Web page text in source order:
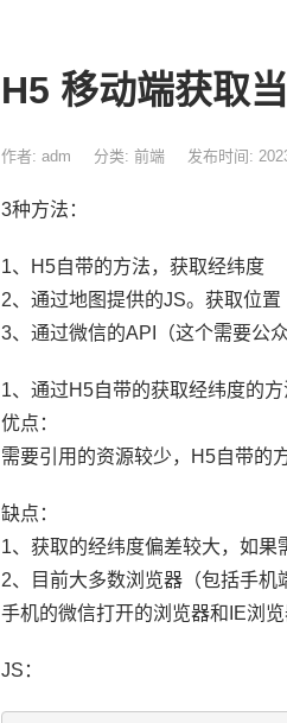
H5 移动端获取
作者: adm 分类: 前端 发布时间:
3种方法：
1、H5自带的方法，获取经纬度
2、通过地图提供的JS。获取位置
3、通过微信的API（这个需要公众
1、通过H5自带的获取经纬度的方
优点：
需要引用的资源较少，H5自带的
缺点：
1、获取的经纬度偏差较大，如
2、目前大多数浏览器（包括手
手机的微信打开的浏览器和IE浏
JS：